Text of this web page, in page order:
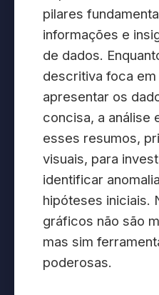
pilares
informações e
de dados.
descritiva foca
apresentar os
concisa, a análise
esses resumos,
visuais, para
identificar
hipóteses iniciais.
gráficos não são
mas sim
poderosas.